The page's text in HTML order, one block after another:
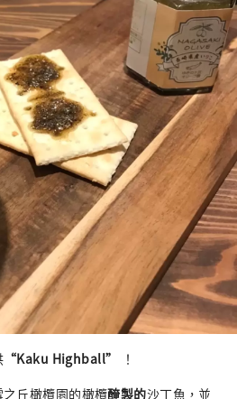
“Kaku Highball”
！
丘橄欖園的橄欖醃製的沙丁魚，並